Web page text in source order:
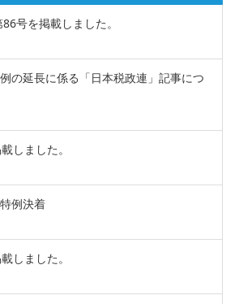
号を掲載しました。
の延長に係る「日本税政連」記事につ
しました。
例決着
しました。